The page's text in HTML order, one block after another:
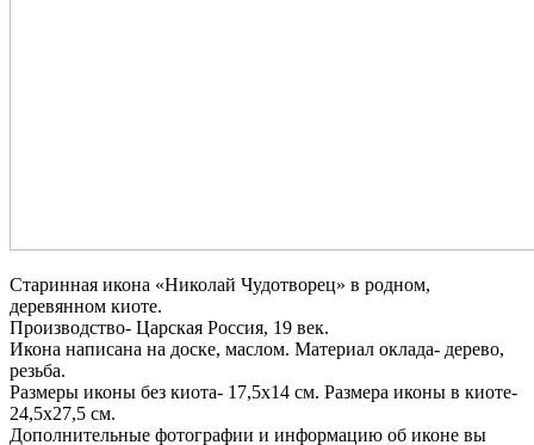
Старинная икона «Николай Чудотворец» в родном,
деревянном киоте.
Производство- Царская Россия, 19 век.
Икона написана на доске, маслом. Материал оклада- дерево,
резьба.
Размеры иконы без киота- 17,5х14 см. Размера иконы в киоте-
24,5х27,5 см.
Дополнительные фотографии и информацию об иконе вы